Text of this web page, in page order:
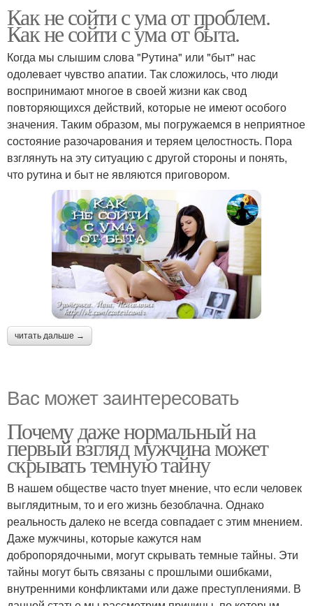
Как не сойти с ума от проблем.
Как не сойти с ума от быта.
Когда мы слышим слова "Рутина" или "быт" нас
одолевает чувство апатии. Так сложилось, что люди
воспринимают многое в своей жизни как свод
повторяющихся действий, которые не имеют особого
значения. Таким образом, мы погружаемся в неприятное
состояние разочарования и теряем целостность. Пора
взглянуть на эту ситуацию с другой стороны и понять,
что рутина и быт не являются приговором.
читать дальше →
Вас может заинтересовать
Почему даже нормальный на
первый взгляд мужчина может
скрывать темную тайну
В нашем обществе часто tnует мнение, что если человек
выглядитным, то и его жизнь безоблачна. Однако
реальность далеко не всегда совпадает с этим мнением.
Даже мужчины, которые кажутся нам
добропорядочными, могут скрывать темные тайны. Эти
тайны могут быть связаны с прошлыми ошибками,
внутренними конфликтами или даже преступлениями. В